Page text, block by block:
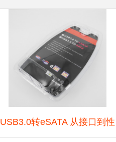
USB3.0转eSATA 从接口到性